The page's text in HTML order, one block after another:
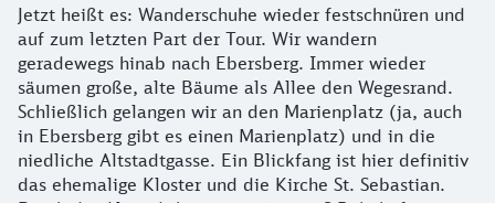
Jetzt heißt es: Wanderschuhe wieder festschnüren und
auf zum letzten Part der Tour. Wir wandern
geradewegs hinab nach Ebersberg. Immer wieder
säumen große, alte Bäume als Allee den Wegesrand.
Schließlich gelangen wir an den Marienplatz (ja, auch
in Ebersberg gibt es einen Marienplatz) und in die
niedliche Altstadtgasse. Ein Blickfang ist hier definitiv
das ehemalige Kloster und die Kirche St. Sebastian.